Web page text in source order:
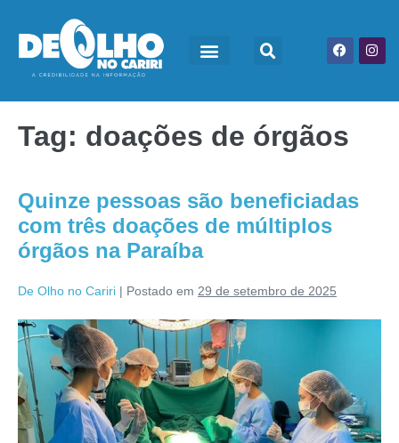
Tag: doações de órgãos
Quinze pessoas são beneficiadas
com três doações de múltiplos
órgãos na Paraíba
De Olho no Cariri | Postado em 29 de setembro de 2025